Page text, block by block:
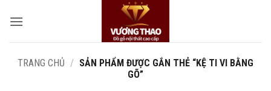
qua
TRANG CHỦ / SẢN PHẨM ĐƯỢC GẮN THẺ “KỆ TI VI BẰNG
GÕ”